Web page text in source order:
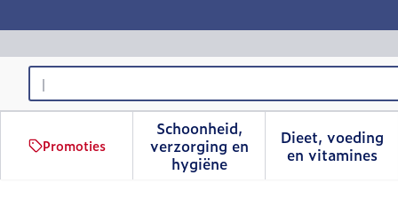
Product, merk, categorie...
Promoties
Schoonheid,
verzorging en
hygiëne
Toon submenu voor
Dieet, voeding
en vitamines
Toon